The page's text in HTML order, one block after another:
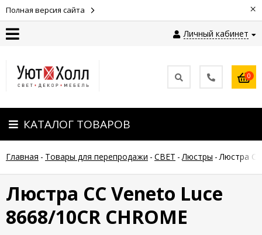
Полная версия сайта ×
Личный кабинет
Оплата
Доставка
Гарантия
возврат
Новости
0
КАТАЛОГ ТОВАРОВ
Главная - Товары для перепродажи - СВЕТ - Люстры - Люстра СС
Люстра СС Veneto Luce
8668/10CR CHROME